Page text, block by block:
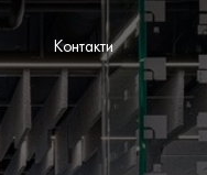
Контакти